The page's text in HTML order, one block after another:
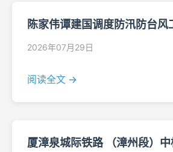
陈家伟谭建国调度防汛防台风
2026年07月29日
阅读全文 →
厦漳泉城际铁路 （漳州段）